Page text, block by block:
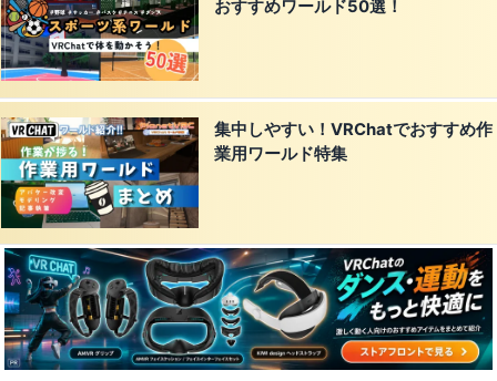
おすすめワールド50選！
集中しやすい！VRChatでおすすめ作
業用ワールド特集